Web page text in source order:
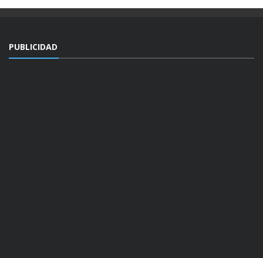
PUBLICIDAD